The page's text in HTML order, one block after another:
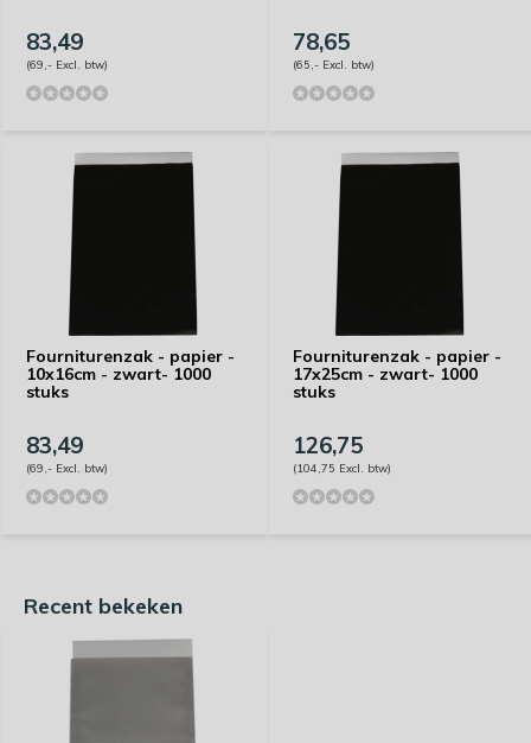
83,49
(69,- Excl. btw)
78,65
(65,- Excl. btw)
Fourniturenzak - papier -
10x16cm - zwart- 1000
stuks
83,49
(69,- Excl. btw)
Fourniturenzak - papier -
17x25cm - zwart- 1000
stuks
126,75
(104,75 Excl. btw)
Recent bekeken